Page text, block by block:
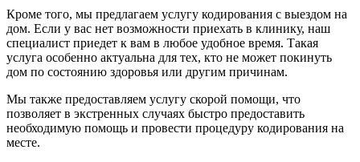
Кроме того, мы предлагаем услугу кодирования с выездом на
дом. Если у вас нет возможности приехать в клинику, наш
специалист приедет к вам в любое удобное время. Такая
услуга особенно актуальна для тех, кто не может покинуть
дом по состоянию здоровья или другим причинам.
Мы также предоставляем услугу скорой помощи, что
позволяет в экстренных случаях быстро предоставить
необходимую помощь и провести процедуру кодирования на
месте.